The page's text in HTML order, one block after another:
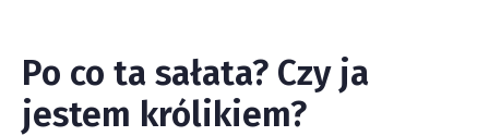
Po co ta sałata? Czy ja
jestem królikiem?